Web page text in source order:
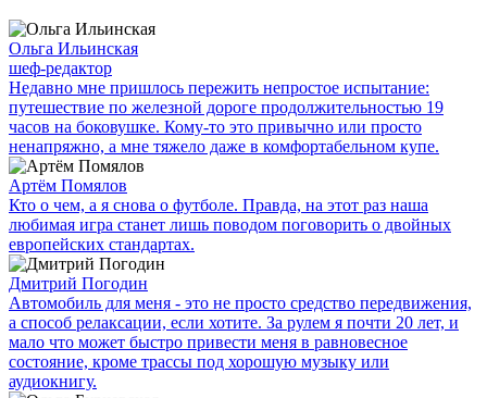
Ольга Ильинская
шеф-редактор
Недавно мне пришлось пережить непростое испытание:
путешествие по железной дороге продолжительностью 19
часов на боковушке. Кому-то это привычно или просто
ненапряжно, а мне тяжело даже в комфортабельном купе.
Артём Помялов
Кто о чем, а я снова о футболе. Правда, на этот раз наша
любимая игра станет лишь поводом поговорить о двойных
европейских стандартах.
Дмитрий Погодин
Автомобиль для меня - это не просто средство передвижения,
а способ релаксации, если хотите. За рулем я почти 20 лет, и
мало что может быстро привести меня в равновесное
состояние, кроме трассы под хорошую музыку или
аудиокнигу.